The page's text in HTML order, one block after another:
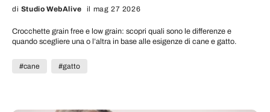
di Studio WebAlive il mag 27 2026
Crocchette grain free e low grain: scopri quali sono le differenze e
quando scegliere una o l’altra in base alle esigenze di cane e gatto.
#cane #gatto